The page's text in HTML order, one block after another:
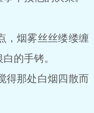
烟雾丝丝缕缕缠
的手铐。
那处白烟四散而